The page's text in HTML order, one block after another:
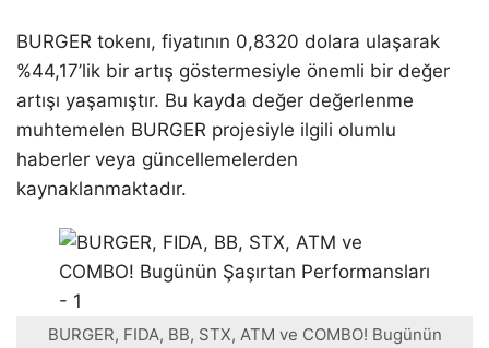
BURGER tokenı, fiyatının 0,8320 dolara ulaşarak
%44,17’lik bir artış göstermesiyle önemli bir değer
artışı yaşamıştır. Bu kayda değer değerlenme
muhtemelen BURGER projesiyle ilgili olumlu
haberler veya güncellemelerden
kaynaklanmaktadır.
BURGER, FIDA, BB, STX, ATM ve COMBO! Bugünün